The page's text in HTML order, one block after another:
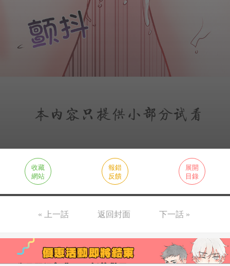
收藏
網站
報錯
反饋
展開
目錄
« 上一話 返回封面 下一話 »